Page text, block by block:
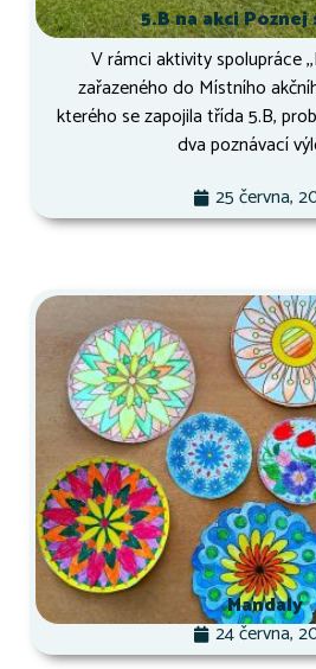
5.B na akci
V rámci aktivity spolupráce
zařazeného do Místního
kterého se zapojila třída 5.B,
dva poznávací
25 června,
Mandaly
24 června,